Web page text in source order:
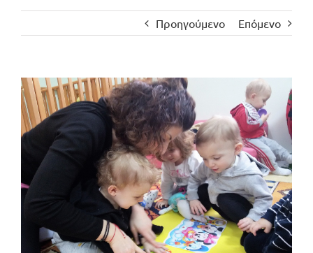
Προηγούμενο Επόμενο
Προβολή
μεγαλύτερης
εικόνας